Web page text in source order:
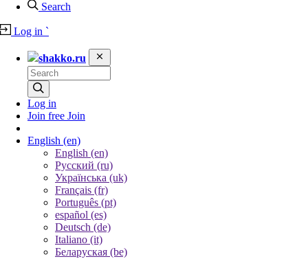
Search
Log in `
shakko.ru
Log in
Join free Join
English (en)
English (en)
Русский (ru)
Українська (uk)
Français (fr)
Português (pt)
español (es)
Deutsch (de)
Italiano (it)
Беларуская (be)